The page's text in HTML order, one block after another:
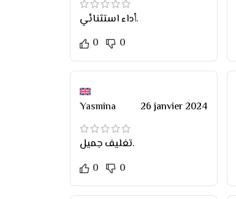
أداء استثنائي.
0
0
Yasmina 26 janvier 2024
تغليف جميل.
0
0